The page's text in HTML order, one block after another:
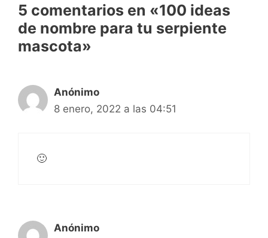
5 comentarios en «100 ideas
de nombre para tu serpiente
mascota»
Anónimo
8 enero, 2022 a las 04:51
🙂
Anónimo